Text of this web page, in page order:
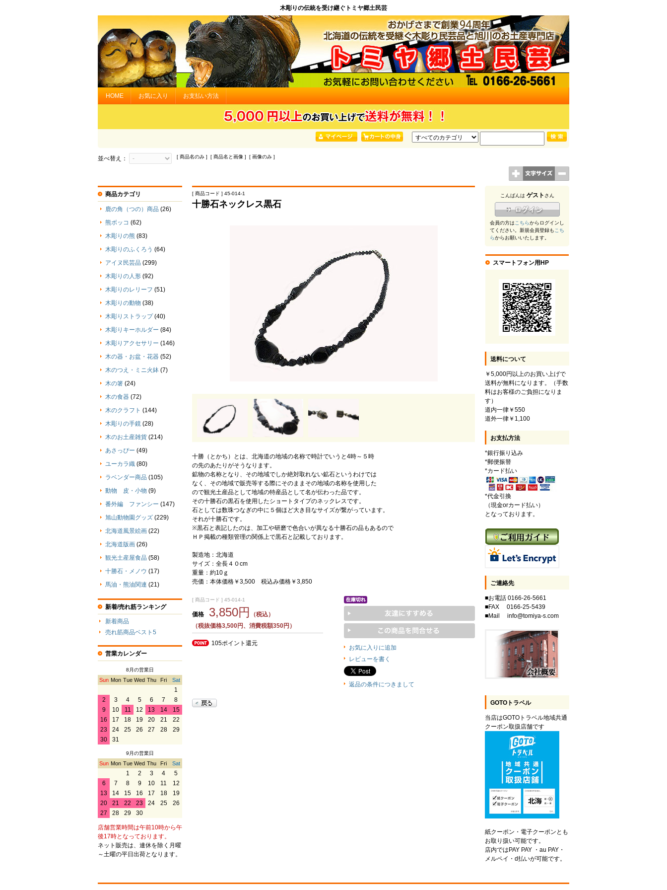
木彫りの伝統を受け継ぐトミヤ郷土民芸
HOME お気に入り お支払い方法
並べ替え： [ 商品名のみ ] [ 商品名と画像 ] [ 画像のみ ]
[ 商品コード ] 45-014-1
十勝石ネックレス黒石
十勝（とかち）とは、北海道の地域の名称で時計でいうと4時～５時
の先のあたりがそうなります。
鉱物の名称となり、その地域でしか絶対取れない鉱石というわけでは
なく、その地域で販売等する際にそのままその地域の名称を使用した
ので観光土産品として地域の特産品として名が伝わった品です。
その十勝石の黒石を使用したショートタイプのネックレスです。
石としては数珠つなぎの中に５個ほど大き目なサイズが繋がっています。
それが十勝石です。
※黒石と表記したのは、加工や研磨で色合いが異なる十勝石の品もあるので
ＨＰ掲載の種類管理の関係上で黒石と記載しております。
製造地：北海道
サイズ：全長４０cm
重量：約10ｇ
売価：本体価格￥3,500 税込み価格￥3,850
[ 商品コード ] 45-014-1
価格 3,850円
（税込）
（税抜価格3,500円、消費税額350円）
105ポイント還元
お気に入りに追加
レビューを書く
返品の条件につきまして
商品カテゴリ
鹿の角（つの）商品 (26)
熊ボッコ (62)
木彫りの熊 (83)
木彫りのふくろう (64)
アイヌ民芸品 (299)
木彫りの人形 (92)
木彫りのレリーフ (51)
木彫りの動物 (38)
木彫りストラップ (40)
木彫りキーホルダー (84)
木彫りアクセサリー (146)
木の器・お盆・花器 (52)
木のつえ・ミニ火鉢 (7)
木の箸 (24)
木の食器 (72)
木のクラフト (144)
木彫りの手鏡 (28)
木のお土産雑貨 (214)
あさっぴー (49)
ユーカラ織 (80)
ラベンダー商品 (105)
動物 皮・小物 (9)
番外編 ファンシー (147)
旭山動物園グッズ (229)
北海道風景絵画 (22)
北海道版画 (26)
観光土産屋食品 (58)
十勝石・メノウ (17)
馬油・熊油関連 (21)
新着/売れ筋ランキング
新着商品
売れ筋商品ベスト5
営業カレンダー
8月の営業日
Sun Mon Tue Wed Thu Fri Sat
1
2
3 4 5 6 7
8
9
10 11 12 13 14
15
16
17 18 19 20 21
22
23
24 25 26 27 28
29
30
31
9月の営業日
Sun Mon Tue Wed Thu Fri Sat
1 2 3 4
5
6
7 8 9 10 11
12
13
14 15 16 17 18
19
20
21 22 23 24 25
26
27
28 29 30
店舗営業時間は午前10時から午
後17時となっております。
ネット販売は、連休を除く月曜
～土曜の平日出荷となります。
こんばんは ゲスト さん
会員の方はこちらからログインし
てください。新規会員登録もこち
らからお願いいたします。
スマートフォン用HP
送料について
￥5,000円以上のお買い上げで
送料が無料になります。（手数
料はお客様のご負担になりま
す）
道内一律￥550
道外一律￥1,100
お支払方法
*銀行振り込み
*郵便振替
*カード払い
*代金引換
（現金orカード払い）
となっております。
ご連絡先
■お電話 0166-26-5661
■FAX 0166-25-5439
■Mail info@tomiya-s.com
GOTOトラベル
当店はGOTOトラベル地域共通
クーポン取扱店舗です
紙クーポン・電子クーポンとも
お取り扱い可能です。
店内ではPAY PAY ・au PAY・
メルペイ・d払いが可能です。